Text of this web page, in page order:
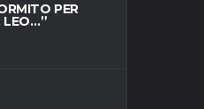
PER
LEO…”